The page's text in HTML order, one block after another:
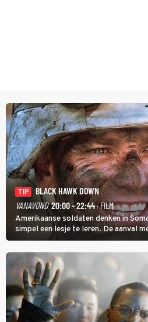
TIP
BLACK HAWK DOWN
VANAVOND 20:00 - 22:44· FILM
Amerikaanse soldaten denken in
simpel een lesje te leren. De aanval
verloopt in Black Hawk down